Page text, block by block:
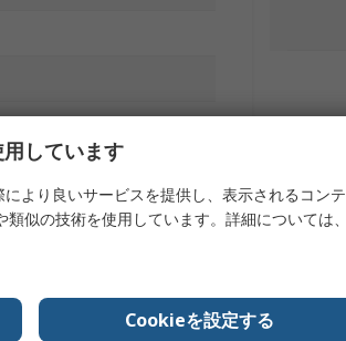
ショットキーダイオード
しています
より良いサービスを提供し、表示されるコンテ
似の技術を使用しています。詳細については、
Cookieを設定する